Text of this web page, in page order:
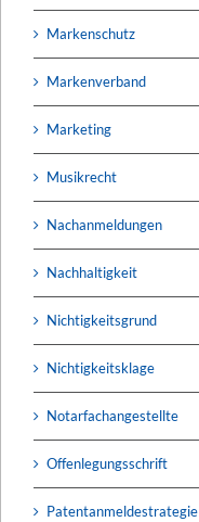
Markenschutz
Markenverband
Marketing
Musikrecht
Nachanmeldungen
Nachhaltigkeit
Nichtigkeitsgrund
Nichtigkeitsklage
Notarfachangestellte
Offenlegungsschrift
Patentanmeldestrategie